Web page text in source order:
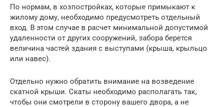
По нормам, в хозпостройках, которые примыкают к
жилому дому, необходимо предусмотреть отдельный
вход. В этом случае в расчет минимальной допустимой
удаленности от других сооружений, забора берется
величина частей здания с выступами (крыша, крыльцо
или навес).
Отдельно нужно обратить внимание на возведение
скатной крыши. Скаты необходимо располагать так,
чтобы они смотрели в сторону вашего двора, а не